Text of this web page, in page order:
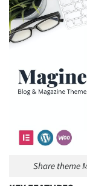
Share theme